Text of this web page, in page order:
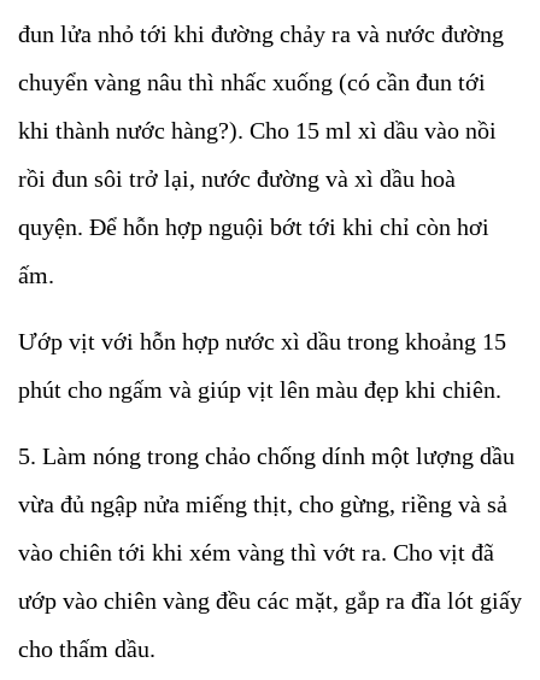
đun lửa nhỏ tới khi đường chảy ra và nước đường
chuyển vàng nâu thì nhấc xuống (có cần đun tới
khi thành nước hàng?). Cho 15 ml xì dầu vào nồi
rồi đun sôi trở lại, nước đường và xì dầu hoà
quyện. Để hỗn hợp nguội bớt tới khi chỉ còn hơi
ấm.
Ướp vịt với hỗn hợp nước xì dầu trong khoảng 15
phút cho ngấm và giúp vịt lên màu đẹp khi chiên.
5. Làm nóng trong chảo chống dính một lượng dầu
vừa đủ ngập nửa miếng thịt, cho gừng, riềng và sả
vào chiên tới khi xém vàng thì vớt ra. Cho vịt đã
ướp vào chiên vàng đều các mặt, gắp ra đĩa lót giấy
cho thấm dầu.